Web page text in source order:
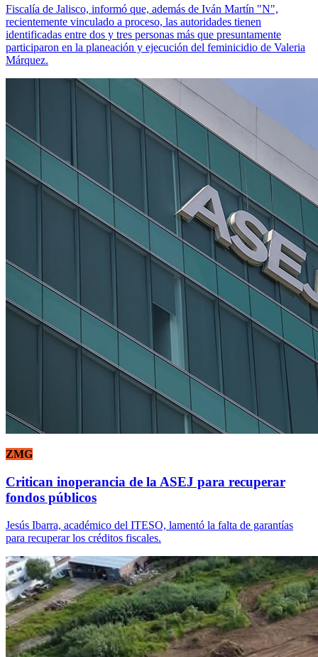
Fiscalía de Jalisco, informó que, además de Iván Martín "N",
recientemente vinculado a proceso, las autoridades tienen
identificadas entre dos y tres personas más que presuntamente
participaron en la planeación y ejecución del feminicidio de Valeria
Márquez.
ZMG
Critican inoperancia de la ASEJ para recuperar
fondos públicos
Jesús Ibarra, académico del ITESO, lamentó la falta de garantías
para recuperar los créditos fiscales.